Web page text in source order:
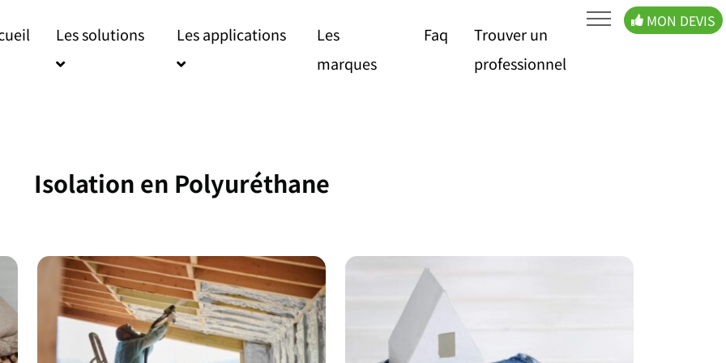
MON DEVIS
Les solutions Les applications
Les
marques
Faq
Trouver un
professionnel
Isolation en Polyuréthane
FAQ